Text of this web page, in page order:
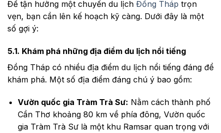
Để tận hưởng một chuyến du lịch Đồng Tháp trọn
vẹn, bạn cần lên kế hoạch kỹ càng. Dưới đây là một
số gợi ý:
5.1. Khám phá những địa điểm du lịch nổi tiếng
Đồng Tháp có nhiều địa điểm du lịch nổi tiếng đáng để
khám phá. Một số địa điểm đáng chú ý bao gồm:
Vườn quốc gia Tràm Trà Sư: Nằm cách thành phố
Cần Thơ khoảng 80 km về phía đông, Vườn quốc
gia Tràm Trà Sư là một khu Ramsar quan trọng với